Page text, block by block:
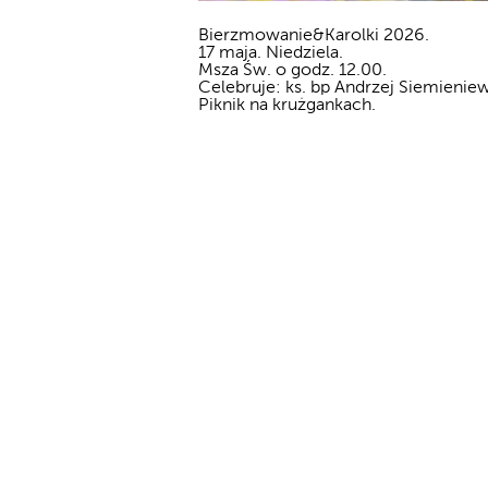
Bierzmowanie&Karolki 2026.
17 maja. Niedziela.
Msza Św. o godz. 12.00.
Celebruje: ks. bp Andrzej
Piknik na krużgankach.